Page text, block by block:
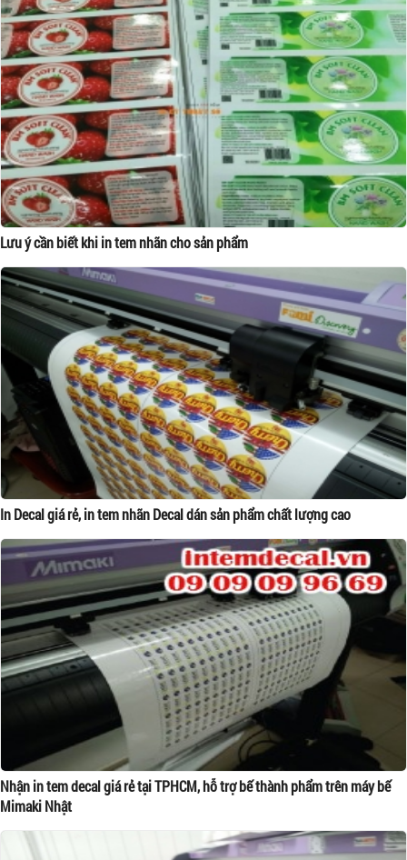
Lưu ý cần biết khi in tem nhãn cho sản phẩm
In Decal giá rẻ, in tem nhãn Decal dán sản phẩm chất lượng cao
Nhận in tem decal giá rẻ tại TPHCM, hỗ trợ bế thành phẩm trên máy bế
Mimaki Nhật